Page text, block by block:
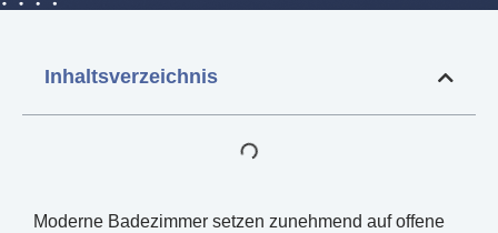
Inhaltsverzeichnis
Moderne Badezimmer setzen zunehmend auf offene